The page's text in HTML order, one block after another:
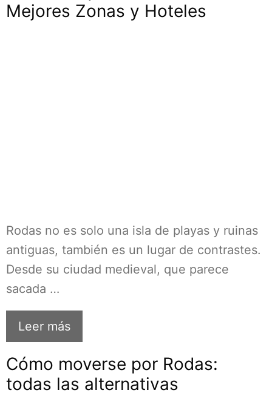
Mejores Zonas y Hoteles
Rodas no es solo una isla de playas y ruinas
antiguas, también es un lugar de contrastes.
Desde su ciudad medieval, que parece
sacada …
Leer más
Cómo moverse por Rodas:
todas las alternativas